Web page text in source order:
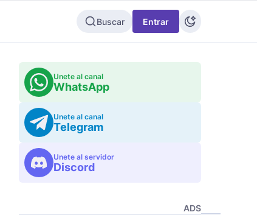
Buscar Entrar
Unete al canal
WhatsApp
Unete al canal
Telegram
Unete al servidor
Discord
ADS